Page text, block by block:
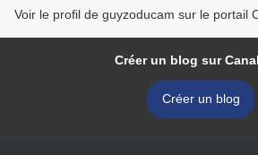
Voir le profil de guyzoducam sur le portail
Créer un blog sur
Créer un blog